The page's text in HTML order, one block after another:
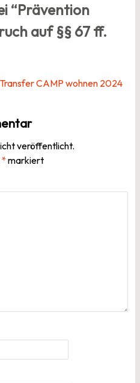
“Prävention
auf §§ 67 ff.
CAMP wohnen 2024
veröffentlicht.
*markiert